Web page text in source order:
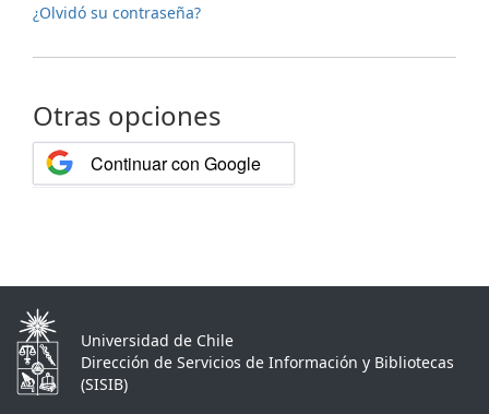
¿Olvidó su contraseña?
Otras opciones
Continuar con Google
Universidad de Chile
Dirección de Servicios de Información y Bibliotecas
(SISIB)